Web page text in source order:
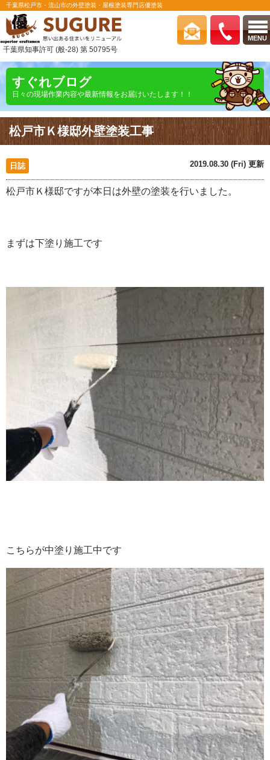
MENU
千葉県松戸市・流山市の外壁塗装・屋根塗装専門店優塗装
千葉県知事許可 (般-28) 第 50795号
すぐれブログ
日々の現場作業内容や最新情報をお届けいたします！！
松戸市Ｋ様邸外壁塗装工事
日誌 2019.08.30 (Fri) 更新
松戸市Ｋ様邸ですが本日は外壁の塗装を行いました。
まずは下塗り施工です
こちらが中塗り施工中です